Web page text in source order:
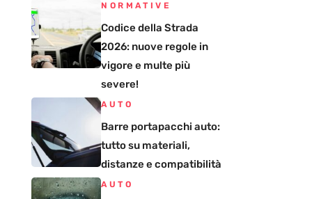
NORMATIVE
Codice della Strada
2026: nuove regole in
vigore e multe più
severe!
AUTO
Barre portapacchi auto:
tutto su materiali,
distanze e compatibilità
AUTO